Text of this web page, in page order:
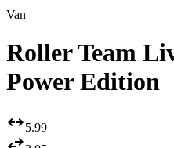
Van
Roller Team
Power Edition
arrows_outward5.99